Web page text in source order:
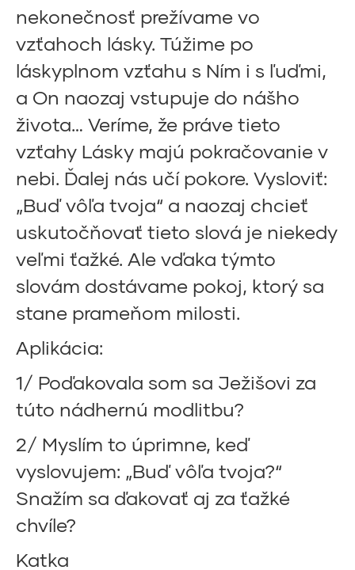
nekonečnosť prežívame vo
vzťahoch lásky. Túžime po
láskyplnom vzťahu s Ním i s ľuďmi,
a On naozaj vstupuje do nášho
života… Veríme, že práve tieto
vzťahy Lásky majú pokračovanie v
nebi. Ďalej nás učí pokore. Vysloviť:
„Buď vôľa tvoja“ a naozaj chcieť
uskutočňovať tieto slová je niekedy
veľmi ťažké. Ale vďaka týmto
slovám dostávame pokoj, ktorý sa
stane prameňom milosti.
Aplikácia:
1/ Poďakovala som sa Ježišovi za
túto nádhernú modlitbu?
2/ Myslím to úprimne, keď
vyslovujem: „Buď vôľa tvoja?“
Snažím sa ďakovať aj za ťažké
chvíle?
Katka